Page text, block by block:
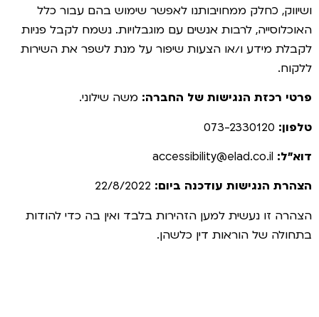
ושיווק, כחלק ממחויבותנו לאפשר שימוש בהם עבור כלל
האוכלוסייה, לרבות אנשים עם מוגבלויות. נשמח לקבל פניות
לקבלת מידע ו/או הצעות שיפור על מנת לשפר את השירות
ללקוח.
פרטי רכזת הנגישות של החברה: משה שילוני.
טלפון: 073-2330120
דוא”ל: accessibility@elad.co.il
הצהרת הנגישות עודכנה ביום:
הצהרה זו נעשית למען הזהירות בלבד ואין בה כדי להודות
בתחולה של הוראות דין כלשהן.